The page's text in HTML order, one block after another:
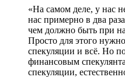
«На самом деле, у нас
нас примерно в два
чем должно быть при
Просто для этого
спекуляции и всё. Но
финансовым
спекуляции,